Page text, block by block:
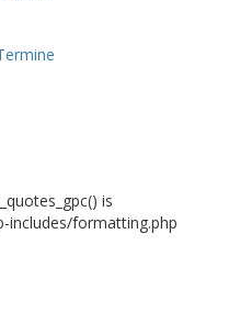
is
includes/formatting.php